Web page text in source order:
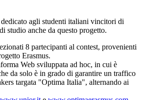
agli studenti italiani vincitori di
studio anche da questo progetto.
8 partecipanti al contest, provenienti
Erasmus.
Web sviluppata ad hoc, in cui è
da solo è in grado di garantire un traffico
targata "Optima Italia", alternando ai